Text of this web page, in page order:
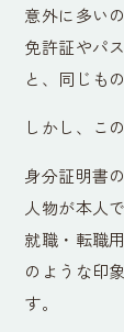
意外に多い
免許証やパ
と、同じも
しかし、こ
身分証明書
人物が本人
就職・転職
のような印
す。